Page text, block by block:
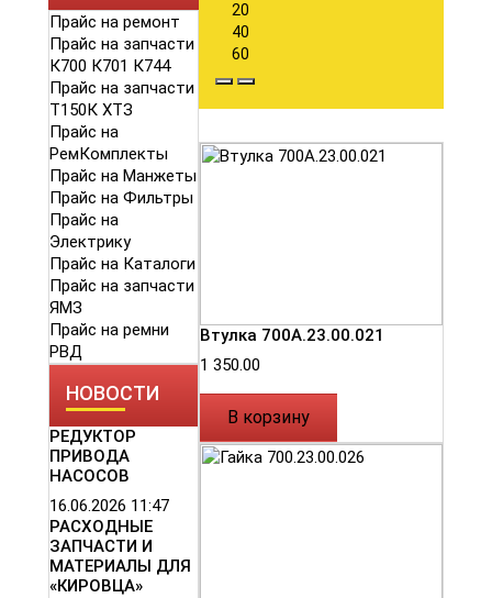
Прайс на ремонт
Прайс на запчасти
К700 К701 К744
Прайс на запчасти
Т150К ХТЗ
Прайс на
РемКомплекты
Прайс на Манжеты
Прайс на Фильтры
Прайс на
Электрику
Прайс на Каталоги
Прайс на запчасти
ЯМЗ
Прайс на ремни
РВД
НОВОСТИ
РЕДУКТОР
ПРИВОДА
НАСОСОВ
16.06.2026 11:47
РАСХОДНЫЕ
ЗАПЧАСТИ И
МАТЕРИАЛЫ ДЛЯ
«КИРОВЦА»
20
40
60
Втулка 700А.23.00.021
1 350.00
В корзину